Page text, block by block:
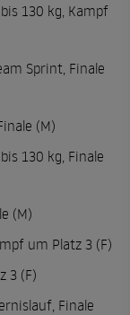
130 kg, Kampf
Sprint, Finale
(M)
130 kg, Finale
(M)
um Platz 3 (F)
3 (F)
Finale